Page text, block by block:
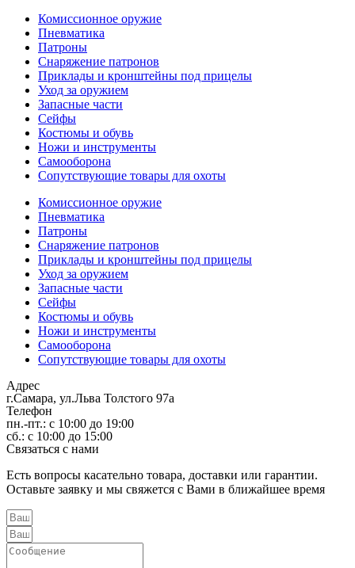
Комиссионное оружие
Пневматика
Патроны
Снаряжение патронов
Приклады и кронштейны под прицелы
Уход за оружием
Запасные части
Сейфы
Костюмы и обувь
Ножи и инструменты
Самооборона
Сопутствующие товары для охоты
Комиссионное оружие
Пневматика
Патроны
Снаряжение патронов
Приклады и кронштейны под прицелы
Уход за оружием
Запасные части
Сейфы
Костюмы и обувь
Ножи и инструменты
Самооборона
Сопутствующие товары для охоты
Адрес
г.Самара, ул.Льва Толстого 97а
Телефон
пн.-пт.: с 10:00 до 19:00
сб.: с 10:00 до 15:00
Связаться с нами
Есть вопросы касательно товара, доставки или гарантии.
Оставьте заявку и мы свяжется с Вами в ближайшее время